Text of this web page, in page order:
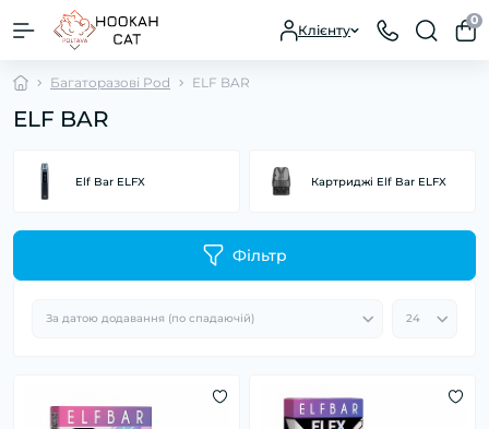
Клієнту
0
Багаторазові Pod ELF BAR
ELF BAR
Elf Bar ELFX Картриджі Elf Bar ELFX
Фільтр